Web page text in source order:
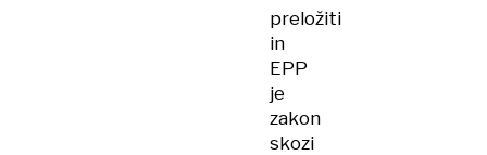
preložiti
in
EPP
je
zakon
skozi